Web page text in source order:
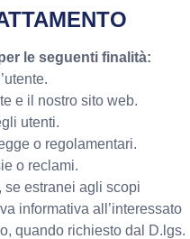
le seguenti finalità:
e il nostro sito web.
utenti.
o regolamentari.
o reclami.
se estranei agli scopi
informativa all’interessato
quando richiesto dal D.lgs.